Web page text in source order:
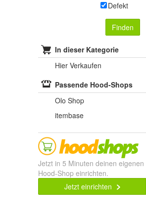
Defekt
Finden
In dieser Kategorie
Hier Verkaufen
Passende Hood-Shops
Olo Shop
itembase
Jetzt in 5 Minuten deinen eigenen
Hood-Shop einrichten.
Jetzt einrichten